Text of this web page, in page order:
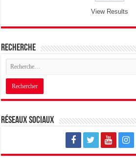
View Results
Recherche
Réseaux sociaux